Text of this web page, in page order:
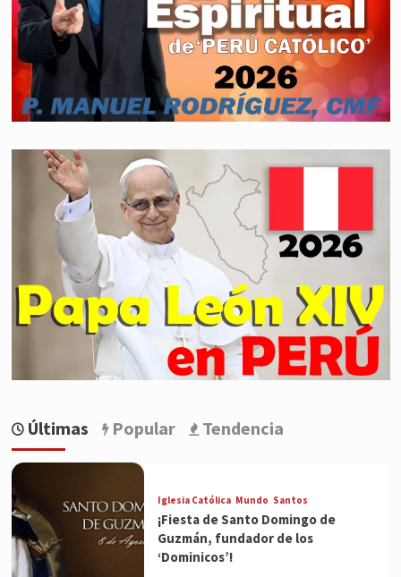
Últimas Popular Tendencia
Iglesia Católica Mundo Santos
¡Fiesta de Santo Domingo de
Guzmán, fundador de los
‘Dominicos’!